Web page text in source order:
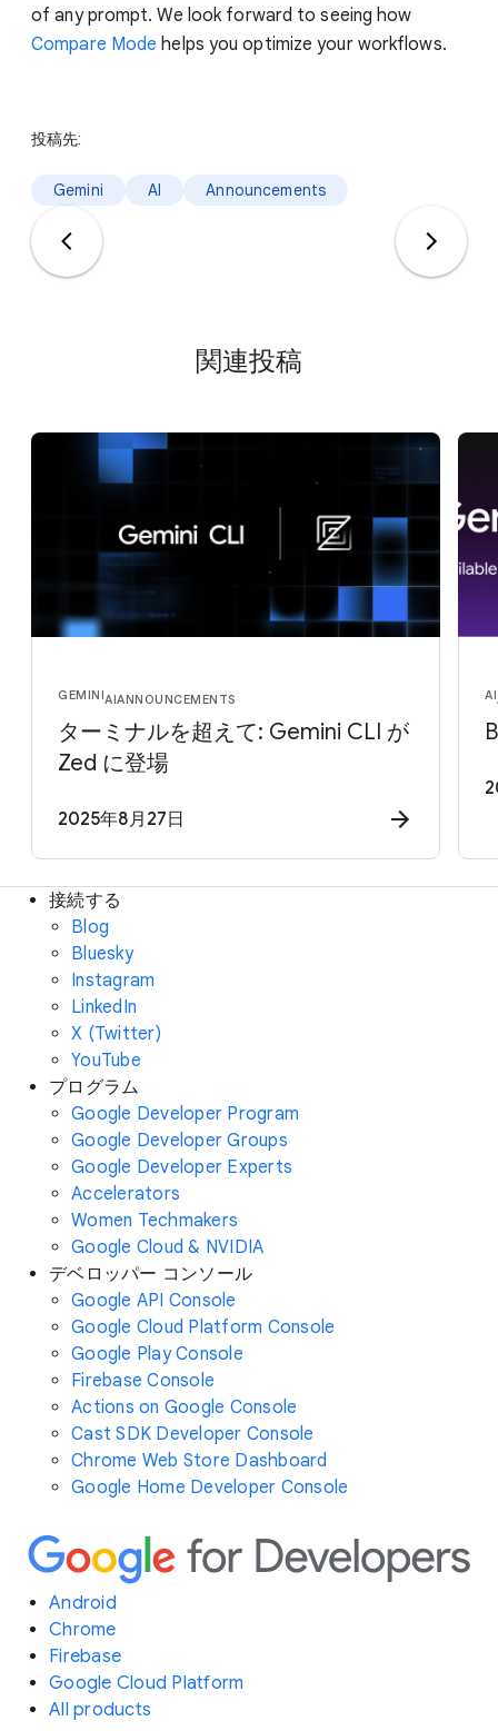
of any prompt. We look forward to seeing how
Compare Mode helps you optimize your workflows.
投稿先:
Gemini AI Announcements
関連投稿
GEMINIAIANNOUNCEMENTS
ターミナルを超えて: Gemini CLI が
Zed に登場
2025年8月27日
AI
接続する
Blog
Bluesky
Instagram
LinkedIn
X (Twitter)
YouTube
プログラム
Google Developer Program
Google Developer Groups
Google Developer Experts
Accelerators
Women Techmakers
Google Cloud & NVIDIA
デベロッパー コンソール
Google API Console
Google Cloud Platform Console
Google Play Console
Firebase Console
Actions on Google Console
Cast SDK Developer Console
Chrome Web Store Dashboard
Google Home Developer Console
Android
Chrome
Firebase
Google Cloud Platform
All products